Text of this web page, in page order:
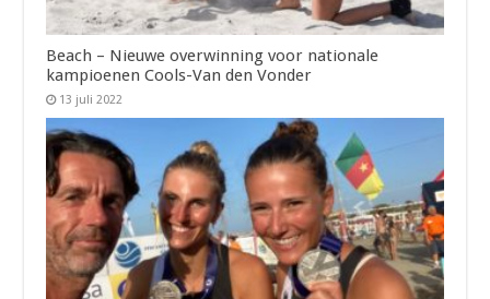
Beach – Nieuwe overwinning voor nationale
kampioenen Cools-Van den Vonder
13 juli 2022